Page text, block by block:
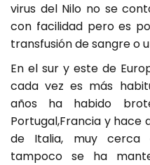
virus del Nilo no se
con facilidad pero es
transfusión de sangre o
En el sur y este de
cada vez es más
años ha habido
Portugal,Francia y hace
de Italia, muy cerca
tampoco se ha